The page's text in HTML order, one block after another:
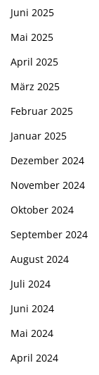
Juni 2025
Mai 2025
April 2025
März 2025
Februar 2025
Januar 2025
Dezember 2024
November 2024
Oktober 2024
September 2024
August 2024
Juli 2024
Juni 2024
Mai 2024
April 2024